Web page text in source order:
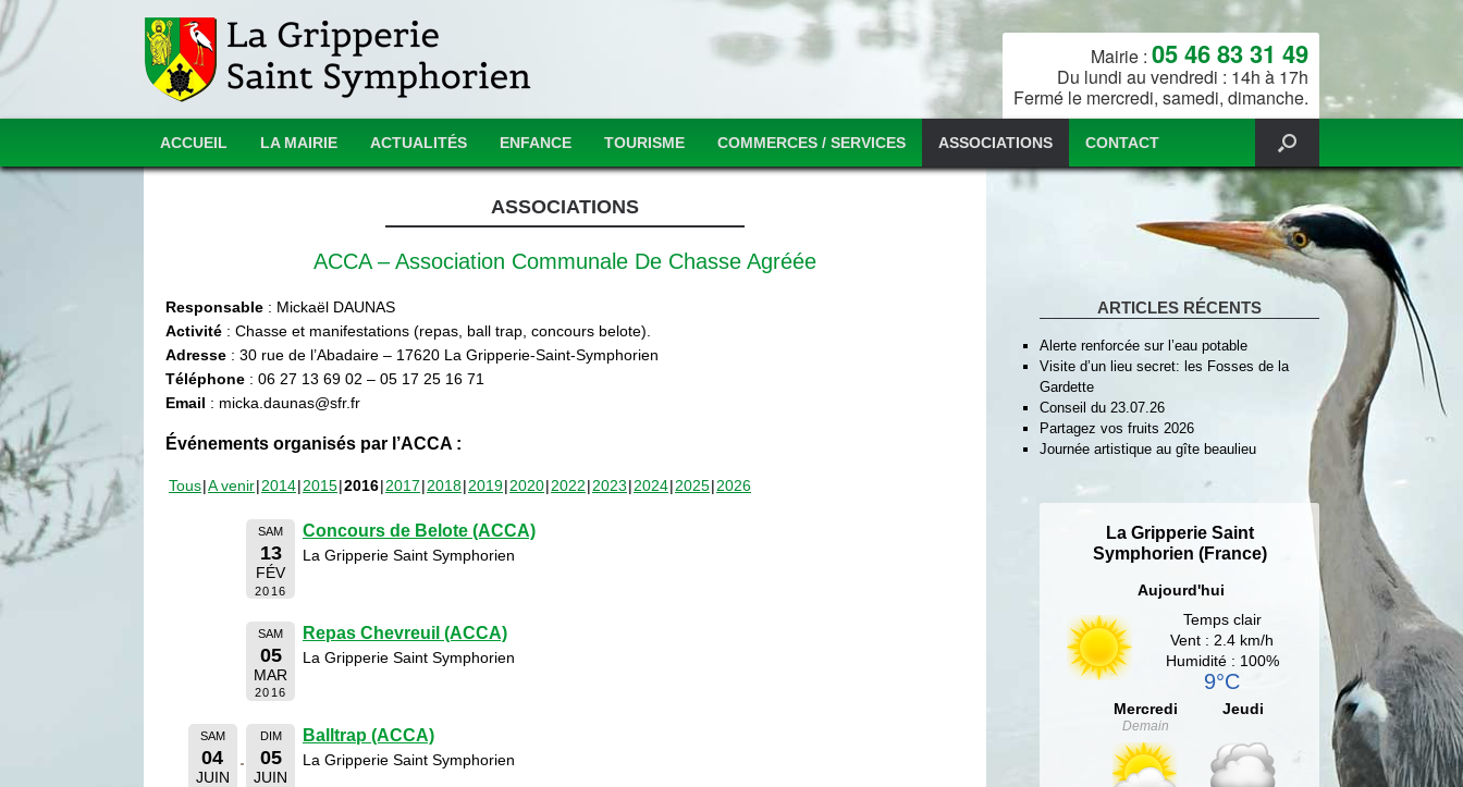
Mairie : 05 46 83 31 49
Du lundi au vendredi : 14h à 17h
Fermé le mercredi, samedi, dimanche.
ACCUEIL LA MAIRIE ACTUALITÉS ENFANCE TOURISME COMMERCES / SERVICES ASSOCIATIONS CONTACT
ASSOCIATIONS
ACCA – Association Communale De Chasse Agréée
Responsable : Mickaël DAUNAS
Activité : Chasse et manifestations (repas, ball trap, concours belote).
Adresse : 30 rue de l’Abadaire – 17620 La Gripperie-Saint-Symphorien
Téléphone : 06 27 13 69 02 – 05 17 25 16 71
Email : micka.daunas@sfr.fr
Événements organisés par l’ACCA :
Tous A venir 2014 2015 2016 2017 2018 2019 2020 2022 2023 2024 2025 2026
SAM
13
FÉV
2016
Concours de Belote (ACCA)
La Gripperie Saint Symphorien
SAM
05
MAR
2016
Repas Chevreuil (ACCA)
La Gripperie Saint Symphorien
SAM
04
JUIN
DIM
05
JUIN
Balltrap (ACCA)
La Gripperie Saint Symphorien
ARTICLES RÉCENTS
Alerte renforcée sur l’eau potable
Visite d’un lieu secret: les Fosses de la
Gardette
Conseil du 23.07.26
Partagez vos fruits 2026
Journée artistique au gîte beaulieu
La Gripperie Saint
Symphorien (France)
Aujourd'hui
Temps clair
Vent : 2.4 km/h
Humidité : 100%
9°C
Mercredi
Demain
Jeudi